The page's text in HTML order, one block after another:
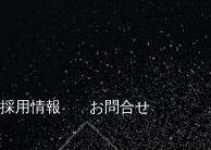
採用情報 お問合せ